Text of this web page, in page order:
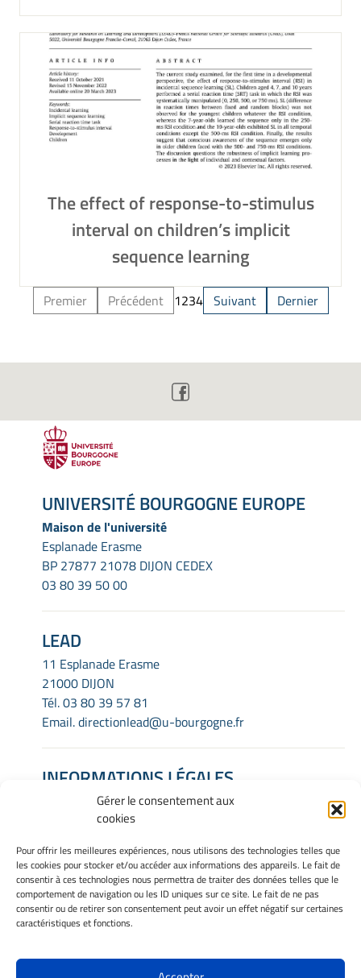
Gérer le consentement aux
cookies
Pour offrir les meilleures expériences, nous utilisons des technologies telles que
les cookies pour stocker et/ou accéder aux informations des appareils. Le fait de
consentir à ces technologies nous permettra de traiter des données telles que le
comportement de navigation ou les ID uniques sur ce site. Le fait de ne pas
consentir ou de retirer son consentement peut avoir un effet négatif sur certaines
caractéristiques et fonctions.
The effect of response-to-stimulus
interval on children’s implicit
sequence learning
Premier Précédent 1234 Suivant Dernier
UNIVERSITÉ BOURGOGNE EUROPE
Maison de l'université
Esplanade Erasme
BP 27877 21078 DIJON CEDEX
03 80 39 50 00
LEAD
11 Esplanade Erasme
21000 DIJON
Tél.03 80 39 57 81
Email.directionlead@u-bourgogne.fr
INFORMATIONS LÉGALES
Mentions Légales
Gérer mes cookies
Déclaration de confidentialité
Avertissement
INTRANET